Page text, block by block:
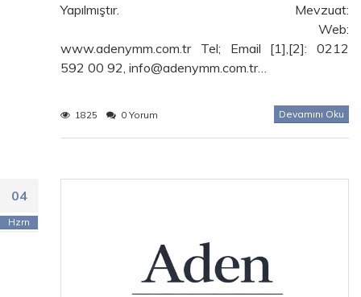
Yapılmıştır. Mevzuat:
Web:
www.adenymm.com.tr Tel; Email [1],[2]: 0212
592 00 92, info@adenymm.com.tr…
1825 0 Yorum Devamını Oku
04
Hzrn